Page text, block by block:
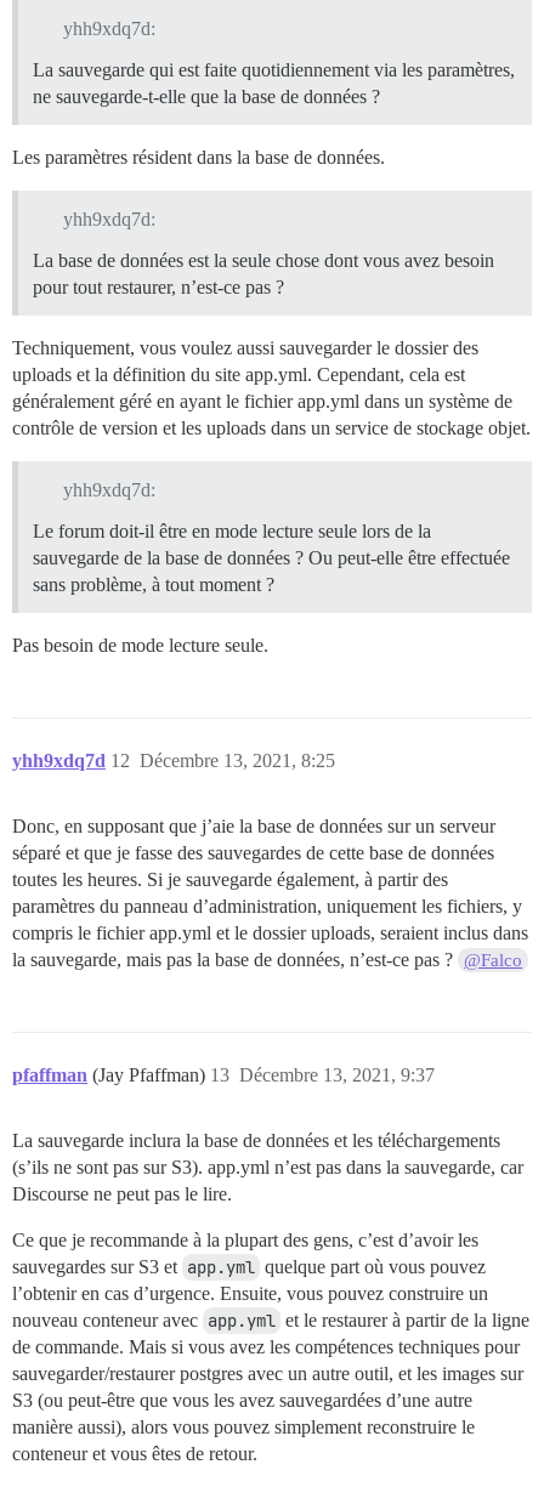
yhh9xdq7d:
La sauvegarde qui est faite quotidiennement via les paramètres,
ne sauvegarde-t-elle que la base de données ?
Les paramètres résident dans la base de données.
yhh9xdq7d:
La base de données est la seule chose dont vous avez besoin
pour tout restaurer, n’est-ce pas ?
Techniquement, vous voulez aussi sauvegarder le dossier des
uploads et la définition du site app.yml. Cependant, cela est
généralement géré en ayant le fichier app.yml dans un système de
contrôle de version et les uploads dans un service de stockage objet.
yhh9xdq7d:
Le forum doit-il être en mode lecture seule lors de la
sauvegarde de la base de données ? Ou peut-elle être effectuée
sans problème, à tout moment ?
Pas besoin de mode lecture seule.
yhh9xdq7d Décembre 13, 2021, 8:25
12
Donc, en supposant que j’aie la base de données sur un serveur
séparé et que je fasse des sauvegardes de cette base de données
toutes les heures. Si je sauvegarde également, à partir des
paramètres du panneau d’administration, uniquement les fichiers, y
compris le fichier app.yml et le dossier uploads, seraient inclus dans
la sauvegarde, mais pas la base de données, n’est-ce pas ? @Falco
pfaffman (Jay Pfaffman) Décembre 13, 2021, 9:37
13
La sauvegarde inclura la base de données et les téléchargements
(s’ils ne sont pas sur S3). app.yml n’est pas dans la sauvegarde, car
Discourse ne peut pas le lire.
Ce que je recommande à la plupart des gens, c’est d’avoir les
sauvegardes sur S3 et app.yml quelque part où vous pouvez
l’obtenir en cas d’urgence. Ensuite, vous pouvez construire un
nouveau conteneur avec app.yml et le restaurer à partir de la ligne
de commande. Mais si vous avez les compétences techniques pour
sauvegarder/restaurer postgres avec un autre outil, et les images sur
S3 (ou peut-être que vous les avez sauvegardées d’une autre
manière aussi), alors vous pouvez simplement reconstruire le
conteneur et vous êtes de retour.